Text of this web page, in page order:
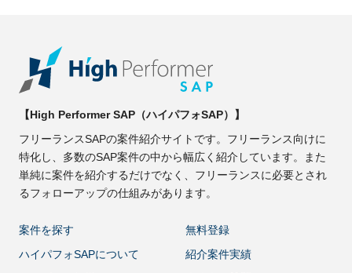
【High Performer SAP（ハイパフォSAP）】
フリーランスSAPの案件紹介サイトです。フリーランス向けに
特化し、多数のSAP案件の中から幅広く紹介しています。また
単純に案件を紹介するだけでなく、フリーランスに必要とされ
るフォローアップの仕組みがあります。
案件を探す
無料登録
ハイパフォSAPについて
紹介案件実績